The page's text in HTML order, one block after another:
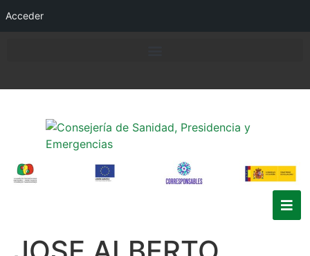
Acceder